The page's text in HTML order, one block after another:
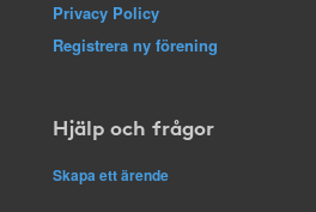
Privacy Policy
Registrera ny förening
Hjälp och frågor
Skapa ett ärende